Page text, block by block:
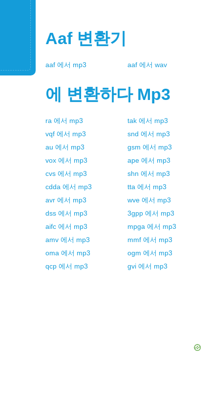
Aaf 변환기
aaf 에서 mp3 aaf 에서 wav
에 변환하다 Mp3
ra 에서 mp3 tak 에서 mp3
vqf 에서 mp3 snd 에서 mp3
au 에서 mp3 gsm 에서 mp3
vox 에서 mp3 ape 에서 mp3
cvs 에서 mp3 shn 에서 mp3
cdda 에서 mp3 tta 에서 mp3
avr 에서 mp3 wve 에서 mp3
dss 에서 mp3 3gpp 에서 mp3
aifc 에서 mp3 mpga 에서 mp3
amv 에서 mp3 mmf 에서 mp3
oma 에서 mp3 ogm 에서 mp3
qcp 에서 mp3 gvi 에서 mp3